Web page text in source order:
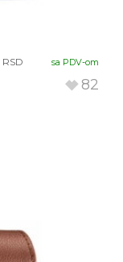
RSD sa PDV-om
82